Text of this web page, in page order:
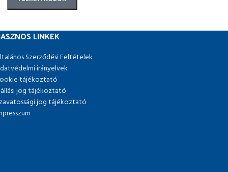
LINKEK
Szerződési Feltételek
irányelvek
tájékoztató
jog tájékoztató
jog tájékoztató